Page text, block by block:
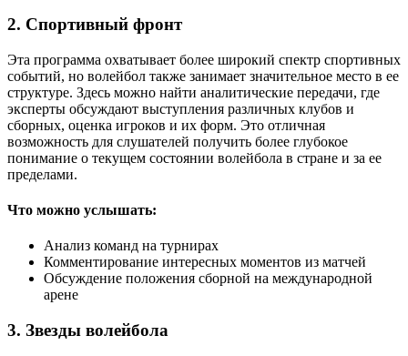
2. Спортивный фронт
Эта программа охватывает более широкий спектр спортивных
событий, но волейбол также занимает значительное место в ее
структуре. Здесь можно найти аналитические передачи, где
эксперты обсуждают выступления различных клубов и
сборных, оценка игроков и их форм. Это отличная
возможность для слушателей получить более глубокое
понимание о текущем состоянии волейбола в стране и за ее
пределами.
Что можно услышать:
Анализ команд на турнирах
Комментирование интересных моментов из матчей
Обсуждение положения сборной на международной
арене
3. Звезды волейбола